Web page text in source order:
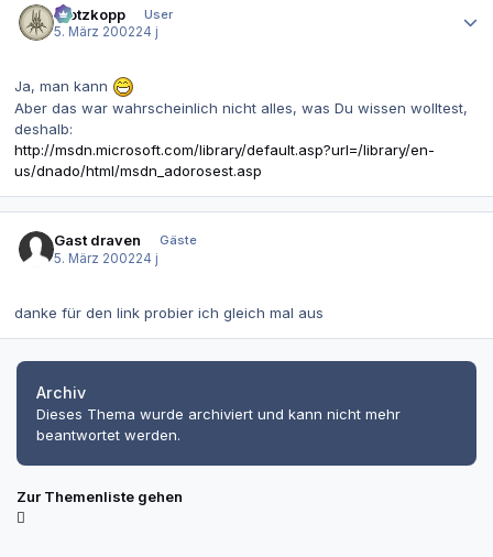
Klotzkopp
User
5. März 200224 j
Ja, man kann
Aber das war wahrscheinlich nicht alles, was Du wissen wolltest,
deshalb:
http://msdn.microsoft.com/library/default.asp?url=/library/en-
us/dnado/html/msdn_adorosest.asp
Gast draven
Gäste
5. März 200224 j
danke für den link probier ich gleich mal aus
Archiv
Dieses Thema wurde archiviert und kann nicht mehr
beantwortet werden.
Zur Themenliste gehen